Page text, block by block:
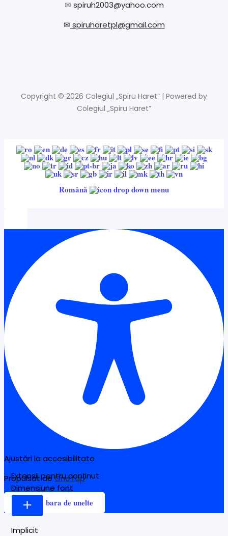
✉ spiruh2003@yahoo.com
✉ spiruharetpl@gmail.com
Copyright © 2026 Colegiul „Spiru Haret” | Powered by
Colegiul „Spiru Haret”
Română
Ajustări la accesibilitate
Propulsat deOneTap
Ascunde bara de unelte
Extensii pentru conținut
Dimensiune font
Implicit